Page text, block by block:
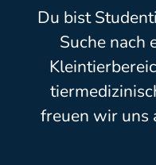
Du bist
Suche nach
freuen wir uns